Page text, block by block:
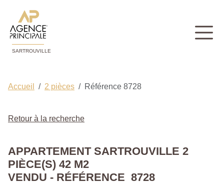
SARTROUVILLE
Accueil 2 pièces Référence 8728
Retour à la recherche
APPARTEMENT SARTROUVILLE 2
PIÈCE(S) 42 M2
VENDU - RÉFÉRENCE 8728